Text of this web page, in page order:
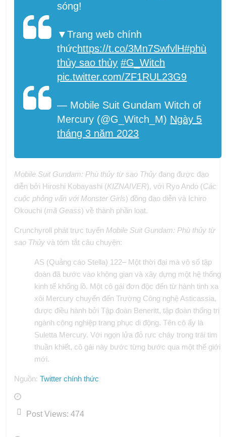
sóng!
▼Trang web chính
thứchttps://t.co/3Mn7SwfvlH#phù
thủy sao thủy #G_Witch
pic.twitter.com/ZF1RUL23G9
— Mobile Suit Gundam Witch of
Mercury (@G_Witch_M) Ngày 5
tháng 3 năm 2023
Mobile Suit Gundam: Phù thủy từ sao Thủy đang được đạo
diễn bởi Hiroshi Kobayashi (KIZNAIVER), với Ryo Ando (Các
cuộc phỏng vấn với Monster Girls) đồng đạo diễn và Ichiro
Okouchi (mã Geass) về thành phần loạt.
Crunchyroll phát trực tuyến Mobile Suit Gundam: Phù thủy từ
sao Thủyvà tóm tắt câu chuyện:
AS (Quảng cáo Stella) 122– Một thời đại mà vô số tập
đoàn đã bước vào không gian và xây dựng một hệ thống
kinh tế khổng lồ. Một cô gái đơn độc đến từ hành tinh xa
xôi Mercury chuyển đến Trường Công nghệ Asticassia,
được điều hành bởi Tập đoàn Beneritt, tập đoàn thống trị
ngành công nghiệp trang phục di động. Tên cô ấy là
Suletta Mercury. Với ngọn lửa đỏ rực cháy trong trái tim
thuần khiết, cô gái này bước từng bước qua một thế giới
mới.
Nguồn:Twitter chính thức
Post Views: 474